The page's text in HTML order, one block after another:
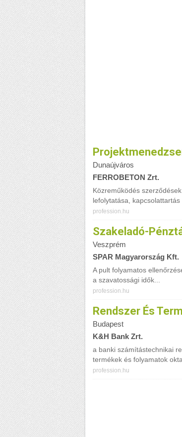
Dunaújváros
FERROBETON Zrt.
Közreműködés
lefolytatása, kapcsolattartás
profession.hu
Szakeladó-
Veszprém
SPAR Magyarország Kft.
A pult folyamatos
a szavatossági idők...
profession.hu
Rendszer És
Budapest
K&H Bank Zrt.
a banki számítástechnikai
termékek és folyamatok
profession.hu